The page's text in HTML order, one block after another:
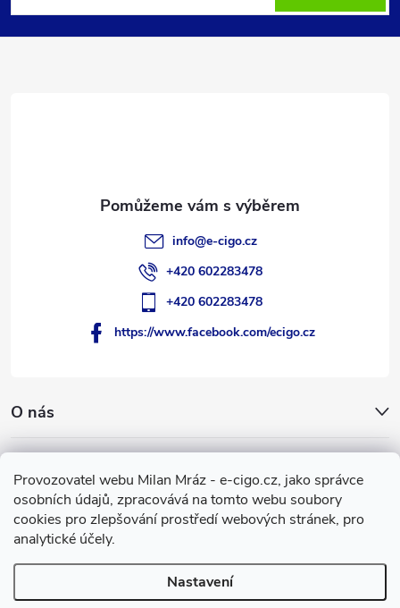
Provozovatel webu Milan Mráz - e-cigo.cz, jako správce
osobních údajů, zpracovává na tomto webu soubory
cookies pro zlepšování prostředí webových stránek, pro
analytické účely.
Nastavení
p
O nás
Facebook
info@e-cigo.cz
+420 602283478
+420 602283478
https://www.facebook.com/ecigo.cz
Copyright 2007-2026e-cigo.cz. Všechna práva vyhrazena.